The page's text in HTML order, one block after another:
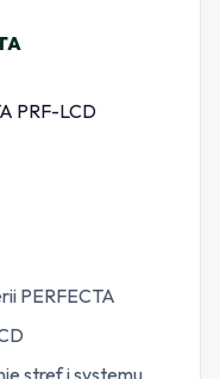
PERFECTA
stref i systemu